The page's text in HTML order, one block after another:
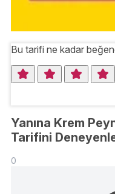
Bu tarifi ne kadar
Yanına Krem
Tarifini
0